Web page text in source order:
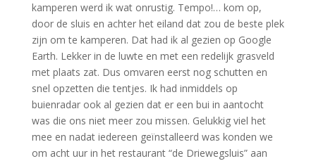
kamperen werd ik wat onrustig. Tempo!… kom op,
door de sluis en achter het eiland dat zou de beste plek
zijn om te kamperen. Dat had ik al gezien op Google
Earth. Lekker in de luwte en met een redelijk grasveld
met plaats zat. Dus omvaren eerst nog schutten en
snel opzetten die tentjes. Ik had inmiddels op
buienradar ook al gezien dat er een bui in aantocht
was die ons niet meer zou missen. Gelukkig viel het
mee en nadat iedereen geïnstalleerd was konden we
om acht uur in het restaurant “de Driewegsluis” aan